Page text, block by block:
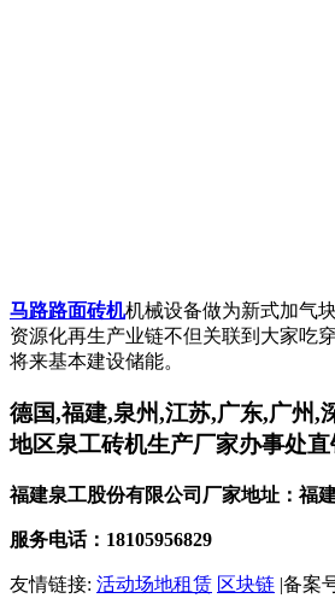
马路路面砖机机械设备做为新式加气
资源化再生产业链不但关联到大家吃
将来基本建设储能。
德国,福建,泉州,江苏,广东,广州,
地区泉工砖机生产厂家办事处直
福建泉工股份有限公司厂家地址：福
服务电话：18105956829
友情链接: 活动场地租赁 区块链 |备案